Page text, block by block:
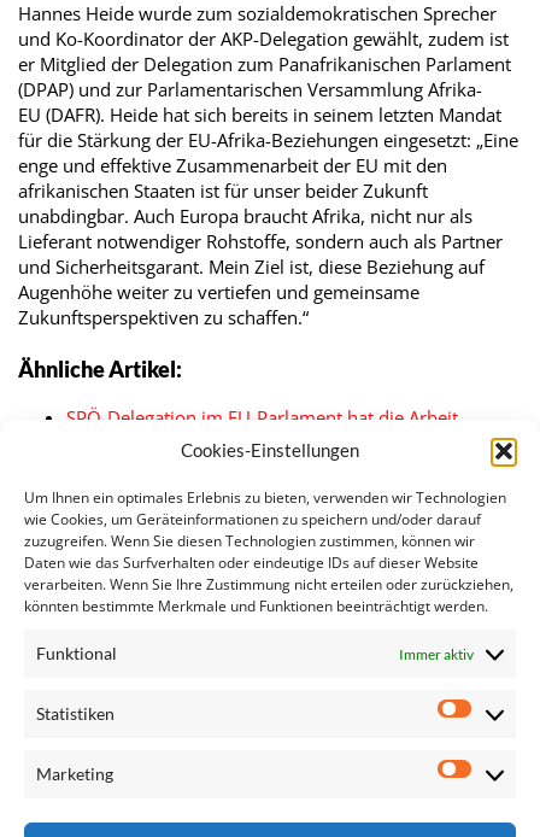
Cookies-Einstellungen
Um Ihnen ein optimales Erlebnis zu bieten, verwenden wir Technologien
wie Cookies, um Geräteinformationen zu speichern und/oder darauf
zuzugreifen. Wenn Sie diesen Technologien zustimmen, können wir
Daten wie das Surfverhalten oder eindeutige IDs auf dieser Website
verarbeiten. Wenn Sie Ihre Zustimmung nicht erteilen oder zurückziehen,
könnten bestimmte Merkmale und Funktionen beeinträchtigt werden.
Funktional Immer aktiv
Statistiken
Marketing
Hannes Heide wurde zum sozialdemokratischen Sprecher
und Ko-Koordinator der AKP-Delegation gewählt, zudem ist
er Mitglied der Delegation zum Panafrikanischen Parlament
(DPAP) und zur Parlamentarischen Versammlung Afrika-
EU (DAFR). Heide hat sich bereits in seinem letzten Mandat
für die Stärkung der EU-Afrika-Beziehungen eingesetzt: „Eine
enge und effektive Zusammenarbeit der EU mit den
afrikanischen Staaten ist für unser beider Zukunft
unabdingbar. Auch Europa braucht Afrika, nicht nur als
Lieferant notwendiger Rohstoffe, sondern auch als Partner
und Sicherheitsgarant. Mein Ziel ist, diese Beziehung auf
Augenhöhe weiter zu vertiefen und gemeinsame
Zukunftsperspektiven zu schaffen.“
Ähnliche Artikel:
SPÖ-Delegation im EU-Parlament hat die Arbeit
aufgenommen
Von wegen lächerlich – Das EU-Parlament redet nicht…
SPÖ-Abgeordnete nehmen Arbeit in Delegationen
des…
Europa-SPÖ
SPÖ macht Druck für Steuergerechtigkeit
SPÖ-Delegation im EU-Parlament gratuliert Petra
Bayr…
Seite